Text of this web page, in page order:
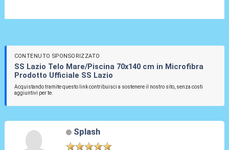
CONTENUTO SPONSORIZZATO
SS Lazio Telo Mare/Piscina 70x140 cm in Microfibra
Prodotto Ufficiale SS Lazio
Acquistando tramite questo link contribuisci a sostenere il nostro sito, senza costi
aggiuntivi per te.
Splash